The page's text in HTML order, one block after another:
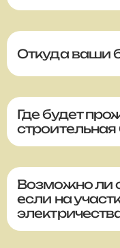
Откуда ваши
Где будет
Возможно ли
если на